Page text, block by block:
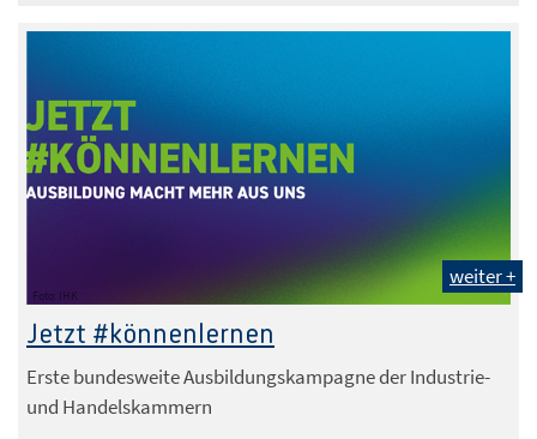
Foto: IHK
weiter +
Jetzt #könnenlernen
Erste bundesweite Ausbildungskampagne der Industrie-
und Handelskammern